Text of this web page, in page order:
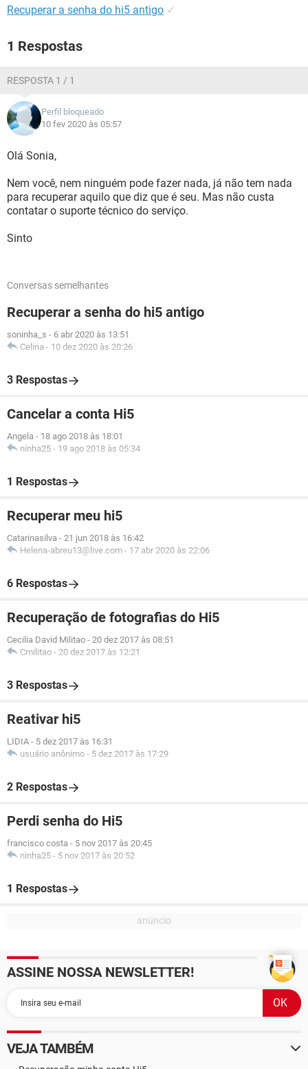
Recuperar a senha do hi5 antigo ✓
1 Respostas
RESPOSTA 1 / 1
Perfil bloqueado
10 fev 2020 às 05:57
Olá Sonia,
Nem você, nem ninguém pode fazer nada, já não tem nada
para recuperar aquilo que diz que é seu. Mas não custa
contatar o suporte técnico do serviço.
Sinto
Conversas semelhantes
Recuperar a senha do hi5 antigo
soninha_s - 6 abr 2020 às 13:51
Celina - 10 dez 2020 às 20:26
3 Respostas
Cancelar a conta Hi5
Angela - 18 ago 2018 às 18:01
ninha25 - 19 ago 2018 às 05:34
1 Respostas
Recuperar meu hi5
Catarinasilva - 21 jun 2018 às 16:42
Helena-abreu13@live.com - 17 abr 2020 às 22:06
6 Respostas
Recuperação de fotografias do Hi5
Cecilia David Militao - 20 dez 2017 às 08:51
Cmilitao - 20 dez 2017 às 12:21
3 Respostas
Reativar hi5
LIDIA - 5 dez 2017 às 16:31
usuário anônimo - 5 dez 2017 às 17:29
2 Respostas
Perdi senha do Hi5
francisco costa - 5 nov 2017 às 20:45
ninha25 - 5 nov 2017 às 20:52
1 Respostas
ASSINE NOSSA NEWSLETTER!
VEJA TAMBÉM